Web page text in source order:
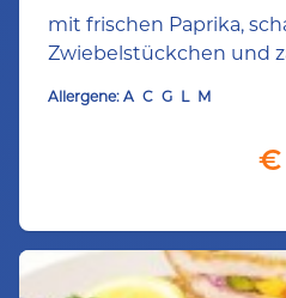
mit frischen Paprika,
Zwiebelstückchen und
Allergene: A C G L M
€